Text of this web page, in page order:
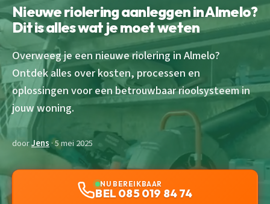
Nieuwe riolering aanleggen in Almelo?
Dit is alles wat je moet weten
Overweeg je een nieuwe riolering in Almelo?
Ontdek alles over kosten, processen en
oplossingen voor een betrouwbaar rioolsysteem in
jouw woning.
doorJens· 5 mei 2025
NU BEREIKBAAR
BEL 085 019 84 74